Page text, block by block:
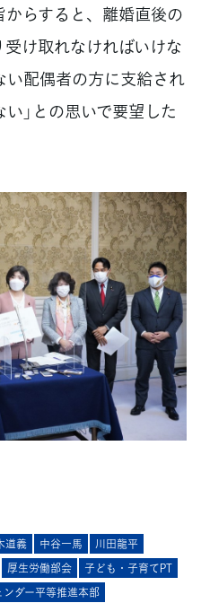
らすると、離婚直後の
け取れなければいけな
い配偶者の方に支給され
」との思いで要望した
道義 中谷一馬
川田龍平
厚生労働部会
子ども・子育てPT
ンダー平等推進本部